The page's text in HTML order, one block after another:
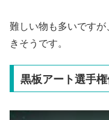
難しい物も多いです
きそうです。
黒板アート選手